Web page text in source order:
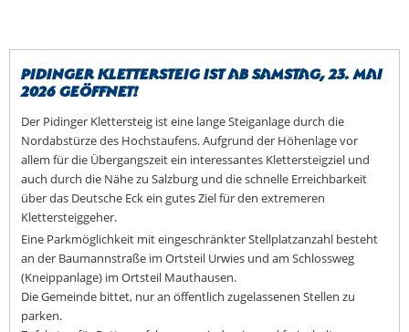
Pidinger Klettersteig ist ab Samstag, 23. Mai
2026 geöffnet!
Der Pidinger Klettersteig ist eine lange Steiganlage durch die
Nordabstürze des Hochstaufens. Aufgrund der Höhenlage vor
allem für die Übergangszeit ein interessantes Klettersteigziel und
auch durch die Nähe zu Salzburg und die schnelle Erreichbarkeit
über das Deutsche Eck ein gutes Ziel für den extremeren
Klettersteiggeher.
Eine Parkmöglichkeit mit eingeschränkter Stellplatzanzahl besteht
an der Baumannstraße im Ortsteil Urwies und am Schlossweg
(Kneippanlage) im Ortsteil Mauthausen.
Die Gemeinde bittet, nur an öffentlich zugelassenen Stellen zu
parken.